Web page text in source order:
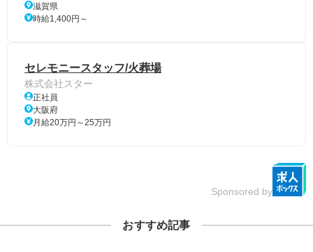
滋賀県
時給1,400円～
セレモニースタッフ/火葬場
株式会社スター
正社員
大阪府
月給20万円～25万円
Sponsored by
おすすめ記事